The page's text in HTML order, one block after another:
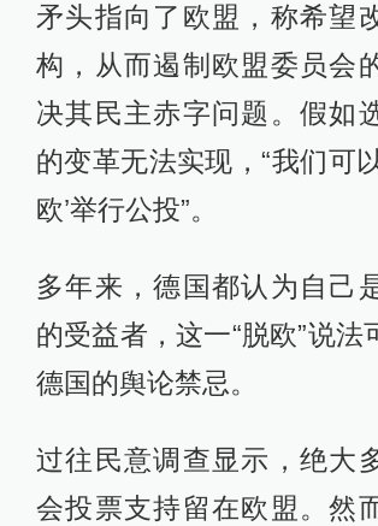
矛头指向了欧盟，称希望
构，从而遏制欧盟委员会
决其民主赤字问题。假如
的变革无法实现，“我们可
欧’举行公投”。
多年来，德国都认为自己
的受益者，这一“脱欧”说法
德国的舆论禁忌。
过往民意调查显示，绝大
会投票支持留在欧盟。然